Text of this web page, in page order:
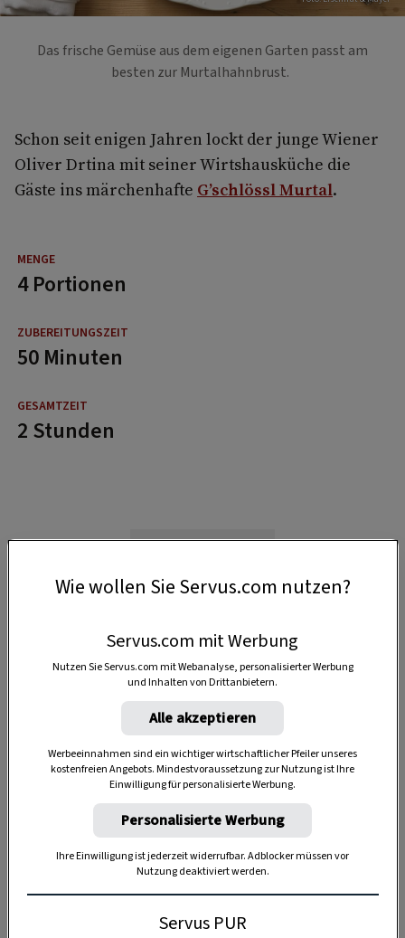
Das frische Gemüse aus dem eigenen Garten passt am
besten zur Murtalhahnbrust.
Schon seit enigen Jahren lockt der junge Wiener
Oliver Drtina mit seiner Wirtshausküche die
Gäste ins märchenhafte G’schlössl Murtal.
4 Portionen
50 Minuten
2 Stunden
Anzeige
Wie wollen Sie Servus.com nutzen?
Servus.com mit Werbung
Nutzen Sie Servus.com mit Webanalyse, personalisierter Werbung
und Inhalten von Drittanbietern.
Alle akzeptieren
Werbeeinnahmen sind ein wichtiger wirtschaftlicher Pfeiler unseres
kostenfreien Angebots. Mindestvoraussetzung zur Nutzung ist Ihre
Einwilligung für personalisierte Werbung.
Personalisierte Werbung
Ihre Einwilligung ist jederzeit widerrufbar. Adblocker müssen vor
Nutzung deaktiviert werden.
Servus PUR